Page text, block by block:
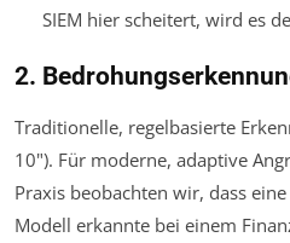
SIEM hier scheitert, wird es
2.
Traditionelle, regelbasierte
10"). Für moderne, adaptive
Praxis beobachten wir, dass
Modell erkannte bei einem